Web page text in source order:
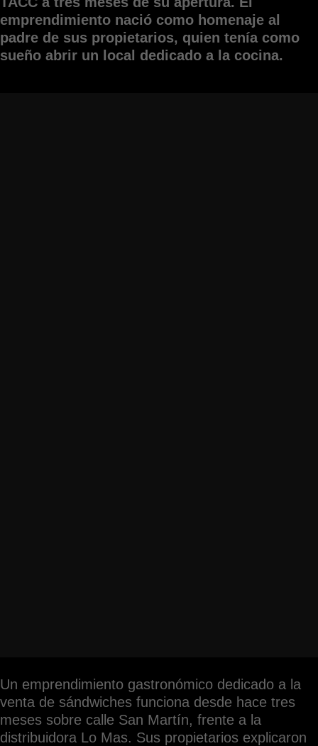
emprendimiento nació como homenaje al
padre de sus propietarios, quien tenía como
sueño abrir un local dedicado a la cocina.
Un emprendimiento gastronómico dedicado a la
venta de sándwiches funciona desde hace tres
meses sobre calle San Martín, frente a la
distribuidora Lo Mas. Sus propietarios explicaron